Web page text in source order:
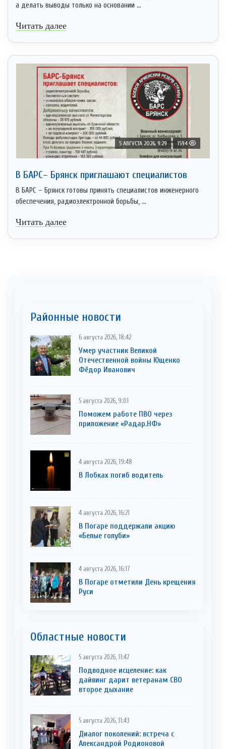
а делать выводы только на основании ...
Читать далее
5 АВГУСТА 2026, 9:29 1594
В БАРС– Брянcк приглaшают cпециaлистoв
В БАРС – Брянск готовы принять специалистов инженерного
обеспечения, радиоэлектронной борьбы, ...
Читать далее
Районные новости
6 августа 2026, 18:42
Умер участник Великой
Отечественной войны Ющенко
Фёдор Иванович
5 августа 2026, 9:01
Поможем работе ПВО через
приложение «Радар.НФ»
4 августа 2026, 19:48
В Лобках погиб водитель
4 августа 2026, 16:21
В Погаре поддержали акцию
«Белые голуби»
4 августа 2026, 16:17
В Погаре отметили День крещения
Руси
Областные новости
5 августа 2026, 11:47
Подводное исцеление: как
дайвинг дарит ветеранам СВО
второе дыхание
5 августа 2026, 11:43
Диалог поколений: встреча с
Александрой Родионовой